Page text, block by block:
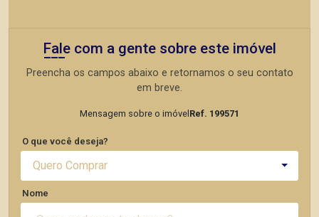
Fale com a gente sobre este imóvel
Preencha os campos abaixo e retornamos o seu contato
em breve.
Mensagem sobre o imóvel Ref. 199571
O que você deseja?
Quero Comprar
Nome